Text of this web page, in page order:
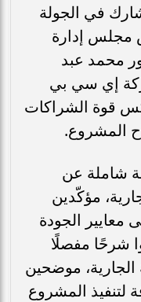
في الجولة
مجلس إدارة
محمد عبد
إي سي بي
قوة الشراكات
المشروع.
شاملة عن
مؤكّدين
الجودة
شرحًا مفصلًا
الجارية، موضحين
لتنفيذ المشروع